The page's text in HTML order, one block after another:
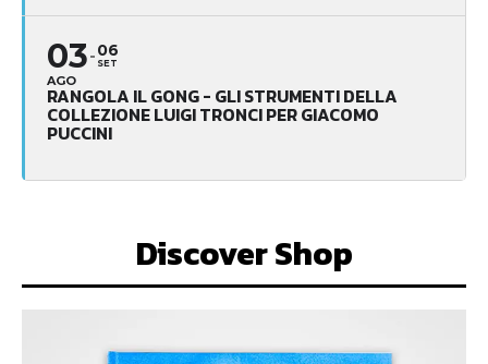
03
AGO
06
SET
RANGOLA IL GONG - GLI STRUMENTI DELLA
COLLEZIONE LUIGI TRONCI PER GIACOMO
PUCCINI
Discover Shop